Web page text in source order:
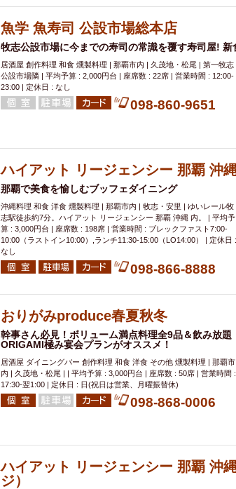
魚学 魚寿司 公設市場総本店
牧志公設市場に今までの寿司の常識を覆す寿司屋! 新
居酒屋 創作料理 和食 燻製料理 | 那覇市内 | 久茂地・松尾 | 第一牧志
公設市場隣 | 平均予算 : 2,000円台 | 座席数 : 22席 | 営業時間 : 12:00-
23:00 | 定休日 : なし
098-860-9651
ハイアット リージェンシー 那覇 沖
那覇で美食を愉しむブッフェダイニング
沖縄料理 和食 洋食 燻製料理 | 那覇市内 | 牧志・安里 | ゆいレール牧
志駅徒歩約7分。ハイアット リージェンシー 那覇 沖縄 内。 | 平均予
算 : 3,000円台 | 座席数 : 198席 | 営業時間 : ブレックファスト7:00-
10:00（ラストイン10:00）,ランチ11:30-15:00（LO14:00） | 定休日 :
なし
098-866-8888
おりがみproduce春夏秋冬
幹事さん必見！ボリューム満点料理全9品＆飲み放題
ORIGAMI極み宴会プランがオススメ！
居酒屋 ダイニングバー 創作料理 和食 洋食 その他 燻製料理 | 那覇市
内 | 久茂地・松尾 | | 平均予算 : 3,000円台 | 座席数 : 50席 | 営業時間 :
17:30-翌1:00 | 定休日 : 日(祝日は営業、月曜振替休)
098-868-0006
ハイアット リージェンシー 那覇
ジ）